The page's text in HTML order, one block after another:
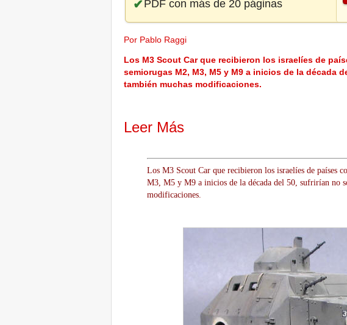
PDF con más de 20 páginas
Por Pablo Raggi
Los M3 Scout Car que recibieron los israelíes de
semiorugas M2, M3, M5 y M9 a inicios de la década
también muchas modificaciones.
Leer Más
Los M3 Scout Car que recibieron los israelíes de países
M3, M5 y M9 a inicios de la década del 50, sufrirían no
modificaciones.